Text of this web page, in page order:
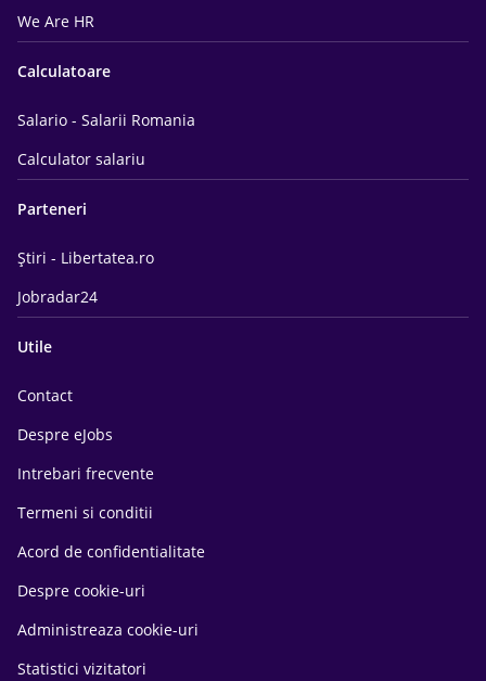
We Are HR
Calculatoare
Salario - Salarii Romania
Calculator salariu
Parteneri
Știri - Libertatea.ro
Jobradar24
Utile
Contact
Despre eJobs
Intrebari frecvente
Termeni si conditii
Acord de confidentialitate
Despre cookie-uri
Administreaza cookie-uri
Statistici vizitatori